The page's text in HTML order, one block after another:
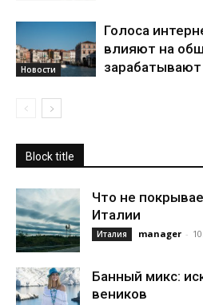
Новости
Голоса
влияют на
зарабатывают
Block title
Что не
Италии
Италия manager -
Банный микс:
веников